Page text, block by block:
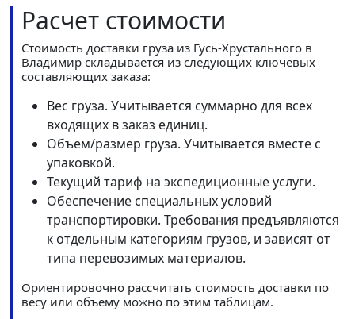
Расчет стоимости
Стоимость доставки груза из Гусь-Хрустального в
Владимир складывается из следующих ключевых
составляющих заказа:
Вес груза. Учитывается суммарно для всех
входящих в заказ единиц.
Объем/размер груза. Учитывается вместе с
упаковкой.
Текущий тариф на экспедиционные услуги.
Обеспечение специальных условий
транспортировки. Требования предъявляются
к отдельным категориям грузов, и зависят от
типа перевозимых материалов.
Ориентировочно рассчитать стоимость доставки по
весу или объему можно по этим таблицам.